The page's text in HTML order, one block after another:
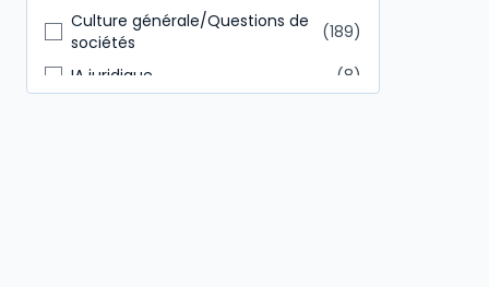
Culture générale/Questions de
sociétés
189
IA juridique
8